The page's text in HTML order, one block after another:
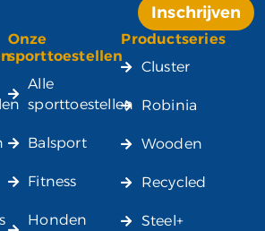
Inschrijven
Alternative:
Onze
sporttoestellen
Alle
sporttoestellen
Balsport
Fitness
Honden
Productseries
Cluster
Robinia
Wooden
Recycled
Steel+